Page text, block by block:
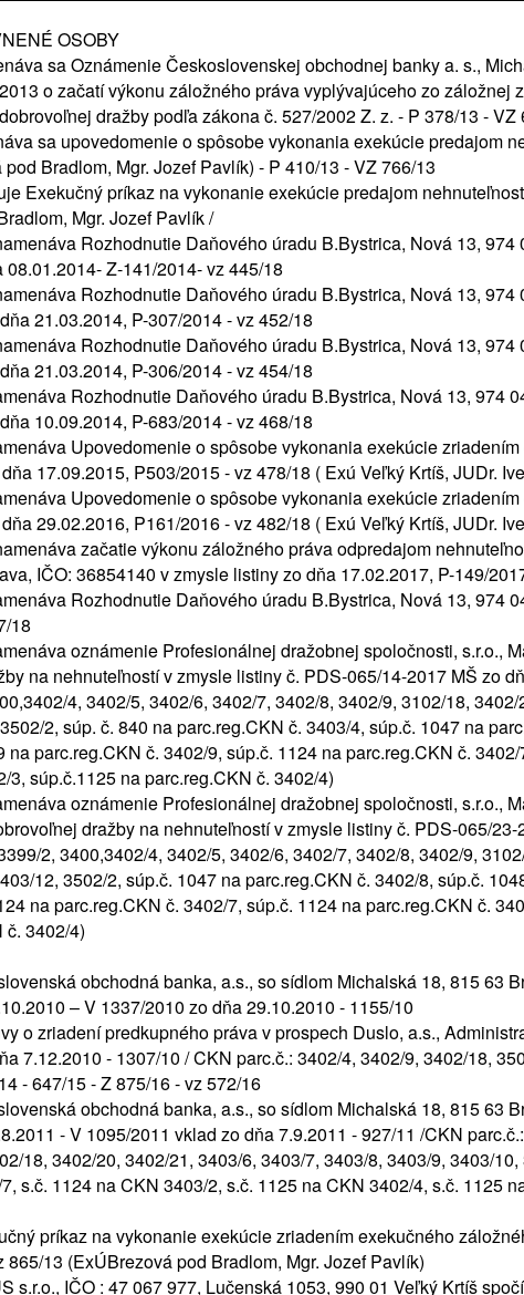
OSOBY
sa Oznámenie Československej obchodnej banky a. s.,
o začatí výkonu záložného práva vyplývajúceho zo záložnej
dražby podľa zákona č. 527/2002 Z. z. - P 378/13 - VZ
sa upovedomenie o spôsobe vykonania exekúcie predajom
Bradlom, Mgr. Jozef Pavlík) - P 410/13 - VZ 766/13
Exekučný príkaz na vykonanie exekúcie predajom
Mgr. Jozef Pavlík /
Rozhodnutie Daňového úradu B.Bystrica, Nová 13, 974
Z-141/2014- vz 445/18
Rozhodnutie Daňového úradu B.Bystrica, Nová 13, 974
21.03.2014, P-307/2014 - vz 452/18
Rozhodnutie Daňového úradu B.Bystrica, Nová 13, 974
21.03.2014, P-306/2014 - vz 454/18
Rozhodnutie Daňového úradu B.Bystrica, Nová 13, 974
10.09.2014, P-683/2014 - vz 468/18
Upovedomenie o spôsobe vykonania exekúcie
17.09.2015, P503/2015 - vz 478/18 ( Exú Veľký Krtíš, JUDr.
Upovedomenie o spôsobe vykonania exekúcie
29.02.2016, P161/2016 - vz 482/18 ( Exú Veľký Krtíš, JUDr.
začatie výkonu záložného práva odpredajom
IČO: 36854140 v zmysle listiny zo dňa 17.02.2017, P-149/
Rozhodnutie Daňového úradu B.Bystrica, Nová 13, 974
18
oznámenie Profesionálnej dražobnej spoločnosti, s.r.o.,
na nehnuteľností v zmysle listiny č. PDS-065/14-2017 MŠ zo
4, 3402/5, 3402/6, 3402/7, 3402/8, 3402/9, 3102/18,
2, súp. č. 840 na parc.reg.CKN č. 3403/4, súp.č. 1047 na
parc.reg.CKN č. 3402/9, súp.č. 1124 na parc.reg.CKN č.
súp.č.1125 na parc.reg.CKN č. 3402/4)
oznámenie Profesionálnej dražobnej spoločnosti, s.r.o.,
dražby na nehnuteľností v zmysle listiny č. PDS-065/
2, 3400,3402/4, 3402/5, 3402/6, 3402/7, 3402/8, 3402/9,
12, 3502/2, súp.č. 1047 na parc.reg.CKN č. 3402/8, súp.č.
na parc.reg.CKN č. 3402/7, súp.č. 1124 na parc.reg.CKN č.
č. 3402/4)
obchodná banka, a.s., so sídlom Michalská 18, 815 63
– V 1337/2010 zo dňa 29.10.2010 - 1155/10
o zriadení predkupného práva v prospech Duslo, a.s.,
7.12.2010 - 1307/10 / CKN parc.č.: 3402/4, 3402/9, 3402/18,
- 647/15 - Z 875/16 - vz 572/16
obchodná banka, a.s., so sídlom Michalská 18, 815 63
- V 1095/2011 vklad zo dňa 7.9.2011 - 927/11 /CKN
18, 3402/20, 3402/21, 3403/6, 3403/7, 3403/8, 3403/9, 3403/
s.č. 1124 na CKN 3403/2, s.č. 1125 na CKN 3402/4, s.č. 1125
príkaz na vykonanie exekúcie zriadením exekučného
13 (ExÚBrezová pod Bradlom, Mgr. Jozef Pavlík)
s.r.o., IČO : 47 067 977, Lučenská 1053, 990 01 Veľký Krtíš